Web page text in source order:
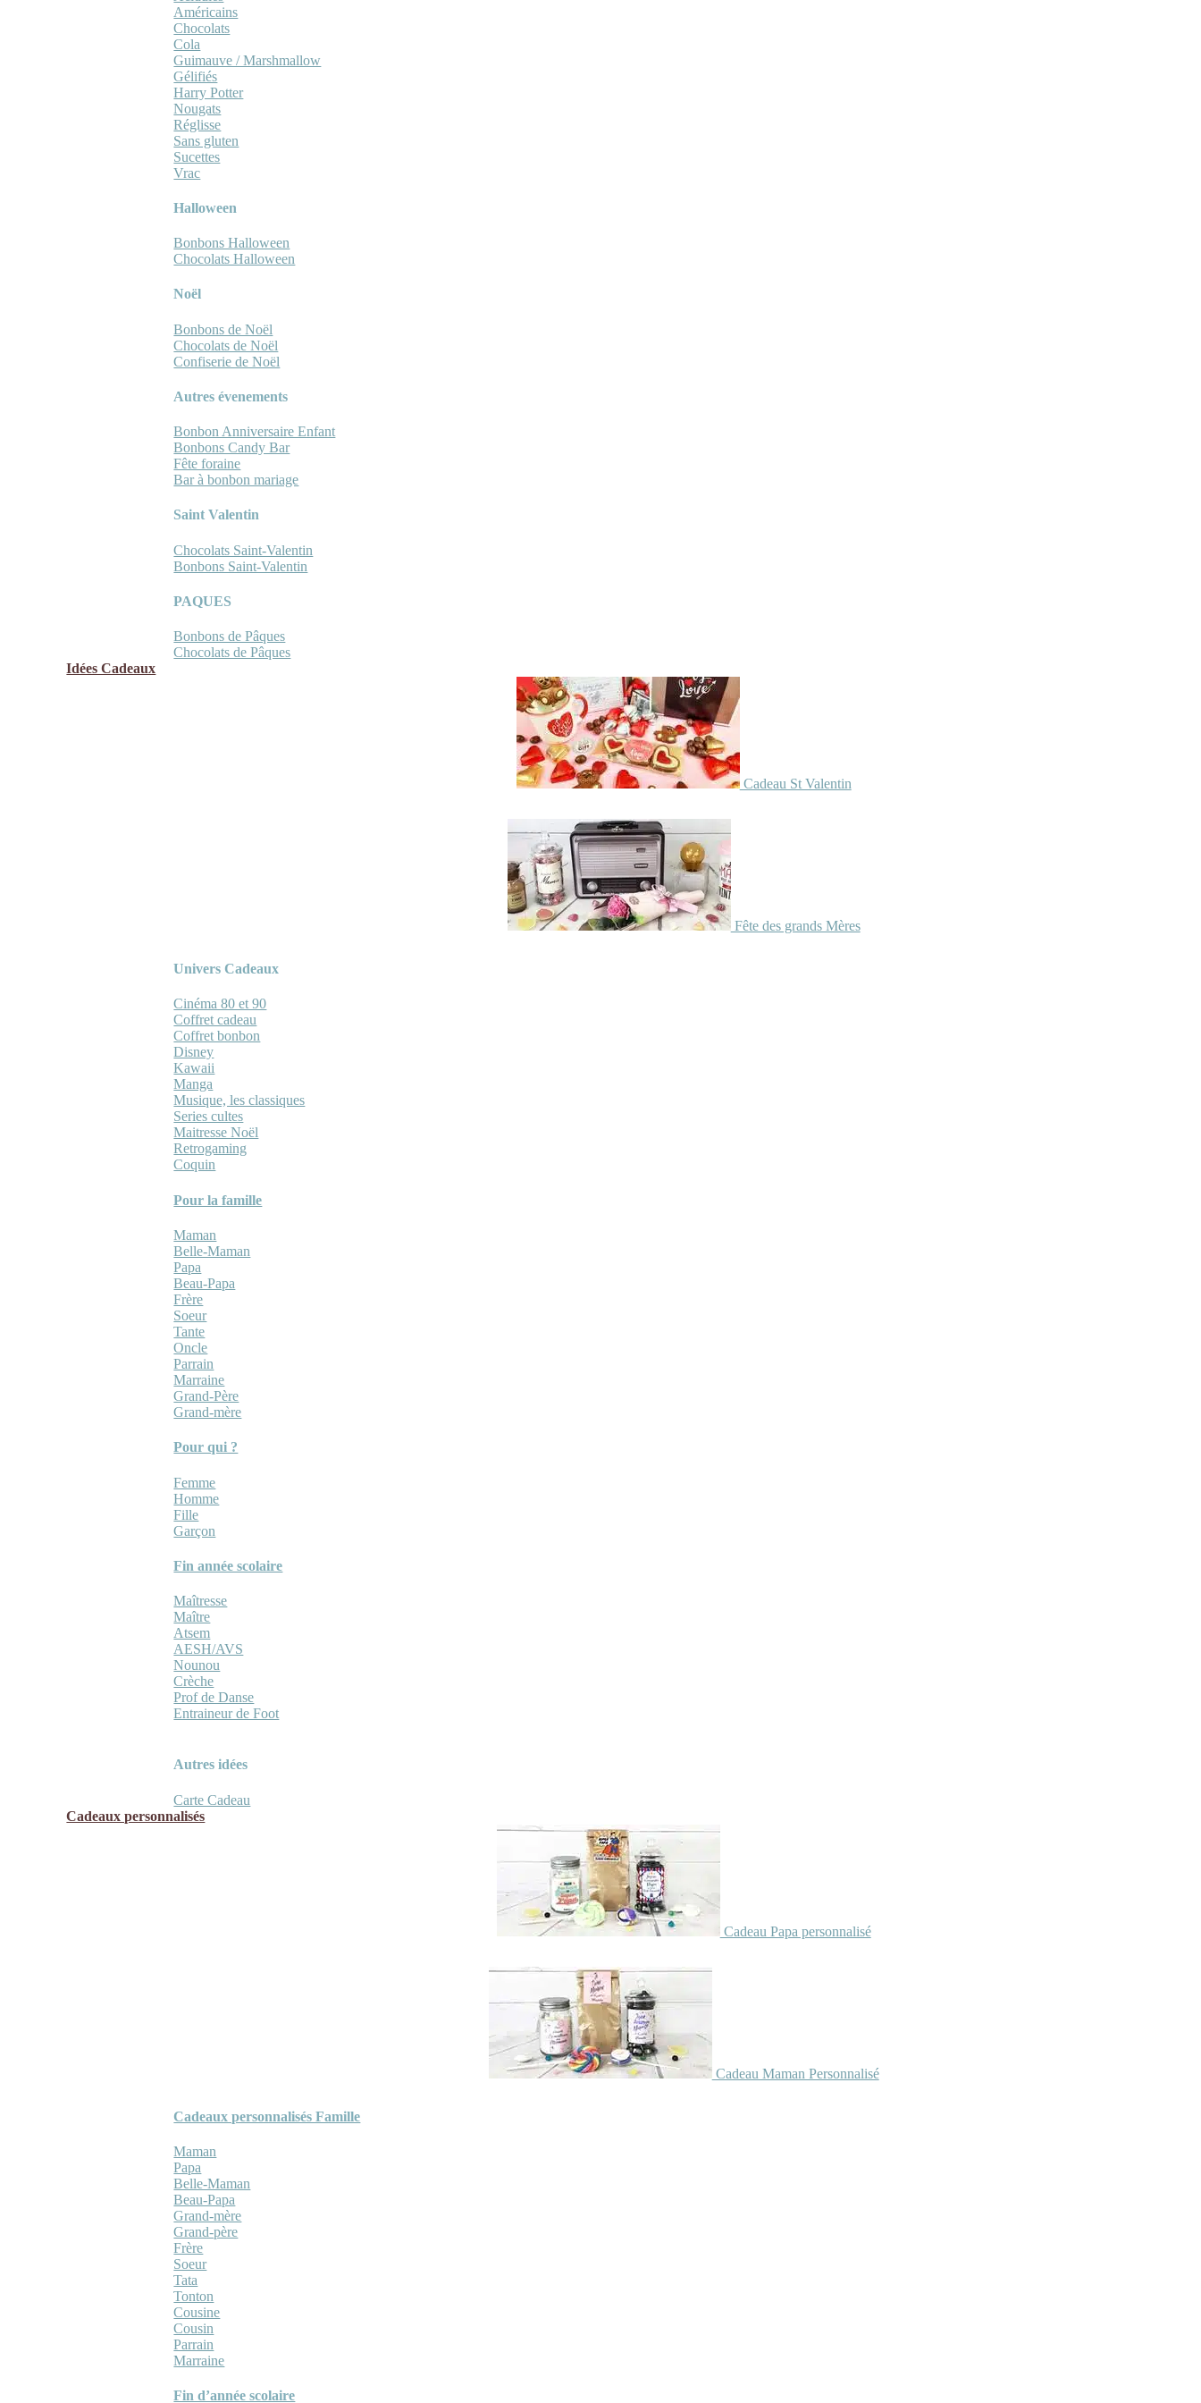
Américains
Chocolats
Cola
Guimauve / Marshmallow
Gélifiés
Harry Potter
Nougats
Réglisse
Sans gluten
Sucettes
Vrac
Halloween
Bonbons Halloween
Chocolats Halloween
Noël
Bonbons de Noël
Chocolats de Noël
Confiserie de Noël
Autres évenements
Bonbon Anniversaire Enfant
Bonbons Candy Bar
Fête foraine
Bar à bonbon mariage
Saint Valentin
Chocolats Saint-Valentin
Bonbons Saint-Valentin
PAQUES
Bonbons de Pâques
Chocolats de Pâques
Idées Cadeaux
Cadeau St Valentin
Fête des grands Mères
Univers Cadeaux
Cinéma 80 et 90
Coffret cadeau
Coffret bonbon
Disney
Kawaii
Manga
Musique, les classiques
Series cultes
Maitresse Noël
Retrogaming
Coquin
Pour la famille
Maman
Belle-Maman
Papa
Beau-Papa
Frère
Soeur
Tante
Oncle
Parrain
Marraine
Grand-Père
Grand-mère
Pour qui ?
Femme
Homme
Fille
Garçon
Fin année scolaire
Maîtresse
Maître
Atsem
AESH/AVS
Nounou
Crèche
Prof de Danse
Entraineur de Foot
Autres idées
Carte Cadeau
Cadeaux personnalisés
Cadeau Papa personnalisé
Cadeau Maman Personnalisé
Cadeaux personnalisés Famille
Maman
Papa
Belle-Maman
Beau-Papa
Grand-mère
Grand-père
Frère
Soeur
Tata
Tonton
Cousine
Cousin
Parrain
Marraine
Fin d’année scolaire